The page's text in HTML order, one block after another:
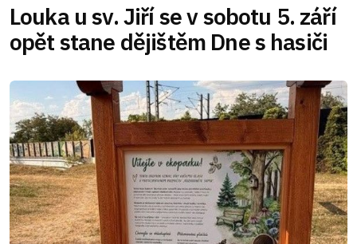
Louka u sv. Jiří se v sobotu 5. září
opět stane dějištěm Dne s hasiči